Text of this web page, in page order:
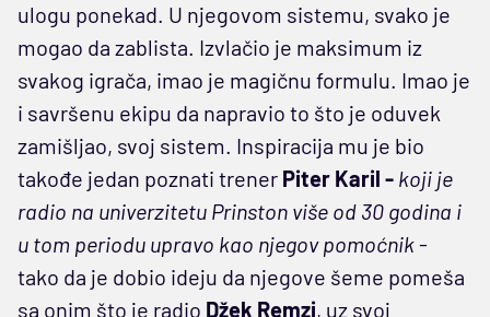
ulogu ponekad. U njegovom sistemu, svako je
mogao da zablista. Izvlačio je maksimum iz
svakog igrača, imao je magičnu formulu. Imao je
i savršenu ekipu da napravio to što je oduvek
zamišljao, svoj sistem. Inspiracija mu je bio
takođe jedan poznati trener Piter Karil - koji je
radio na univerzitetu Prinston više od 30 godina i
u tom periodu upravo kao njegov pomoćnik-
tako da je dobio ideju da njegove šeme pomeša
sa onim što je radio Džek Remzi, uz svoj